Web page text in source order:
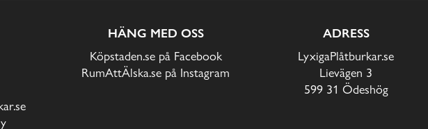
HÄNG MED OSS
Köpstaden.se på Facebook
RumAttÄlska.se på Instagram
ADRESS
LyxigaPlåtburkar.se
Lievägen 3
599 31 Ödeshög